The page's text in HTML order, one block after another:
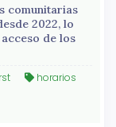
comunitarias
2022, lo
de los
horarios